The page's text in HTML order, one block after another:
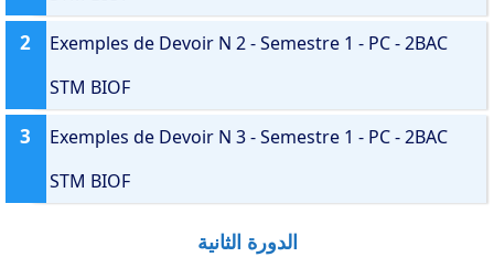
2
Exemples de Devoir N 2 - Semestre 1 - PC - 2BAC
STM BIOF
3
Exemples de Devoir N 3 - Semestre 1 - PC - 2BAC
STM BIOF
الدورة الثانية